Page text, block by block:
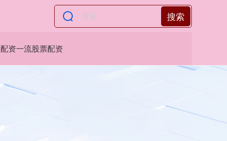
搜索
配资一流股票配资